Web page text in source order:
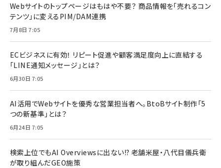
Webサイトのトップページはもはや不要？ 商品情報を「売れるコン
テンツ」に変えるPIM/DAM連携
7月8日 7:05
ECビジネスに有効！ リピート促進や顧客満足度向上に直結する
「LINE通知メッセージ」とは？
6月30日 7:05
AI活用でWebサイトを優秀な営業担当者へ。BtoBサイト制作「5
つの新基準」とは？
6月24日 7:05
検索上位でもAI Overviewsに出ない!? 老舗米屋・八代目儀兵衛
が取り組んだGEO施策